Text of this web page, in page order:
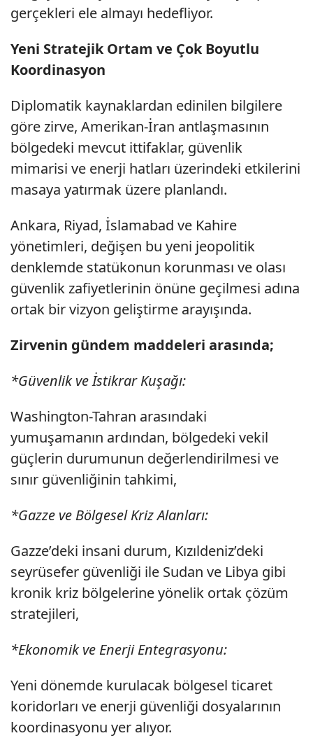
gerçekleri ele almayı hedefliyor.
Yeni Stratejik Ortam ve Çok Boyutlu
Koordinasyon
Diplomatik kaynaklardan edinilen bilgilere
göre zirve, Amerikan-İran antlaşmasının
bölgedeki mevcut ittifaklar, güvenlik
mimarisi ve enerji hatları üzerindeki etkilerini
masaya yatırmak üzere planlandı.
Ankara, Riyad, İslamabad ve Kahire
yönetimleri, değişen bu yeni jeopolitik
denklemde statükonun korunması ve olası
güvenlik zafiyetlerinin önüne geçilmesi adına
ortak bir vizyon geliştirme arayışında.
Zirvenin gündem maddeleri arasında;
*Güvenlik ve İstikrar Kuşağı:
Washington-Tahran arasındaki
yumuşamanın ardından, bölgedeki vekil
güçlerin durumunun değerlendirilmesi ve
sınır güvenliğinin tahkimi,
*Gazze ve Bölgesel Kriz Alanları:
Gazze’deki insani durum, Kızıldeniz’deki
seyrüsefer güvenliği ile Sudan ve Libya gibi
kronik kriz bölgelerine yönelik ortak çözüm
stratejileri,
*Ekonomik ve Enerji Entegrasyonu:
Yeni dönemde kurulacak bölgesel ticaret
koridorları ve enerji güvenliği dosyalarının
koordinasyonu yer alıyor.